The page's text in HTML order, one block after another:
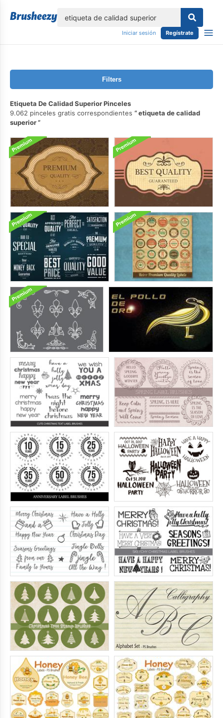
Iniciar sesión Regístrate
Filters
Etiqueta De Calidad Superior Pinceles
9.062 pinceles gratis correspondientes
etiqueta de calidad
superior